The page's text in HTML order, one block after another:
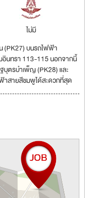
ไม่มี
(PK27) บนรถไฟฟ้า
นทรา 113-115 นอกจากนี้
บุตรบำเพ็ญ (PK28) และ
าสายสีชมพูได้สะดวกที่สุด